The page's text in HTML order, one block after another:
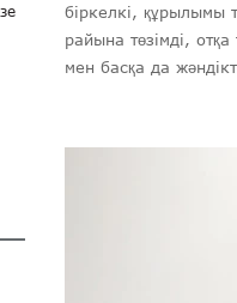
біркелкі, құрылымы
райына төзімді,
мен басқа да